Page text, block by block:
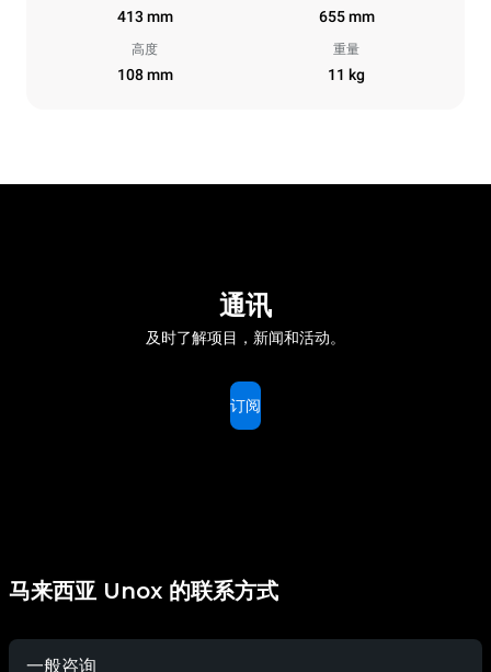
413 mm 655 mm
高度
108 mm
重量
11 kg
通讯
及时了解项目，新闻和活动。
订阅
马来西亚 Unox 的联系方式
一般咨询